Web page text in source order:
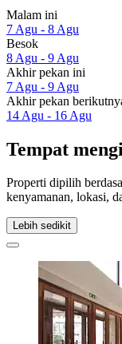
Malam ini
7 Agu - 8 Agu
Besok
8 Agu - 9 Agu
Akhir pekan ini
7 Agu - 9 Agu
Akhir pekan
14 Agu - 16 Agu
Tempat
Properti dipilih
kenyamanan, lokasi,
Lebih sedikit